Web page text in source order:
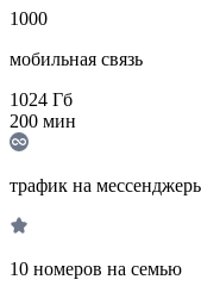
1000
мобильная связь
1024 Гб
200 мин
трафик на
10 номеров на семью